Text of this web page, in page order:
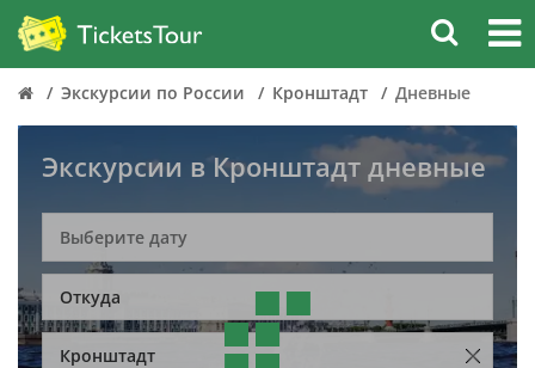
Экскурсии по России Кронштадт Дневные
Экскурсии в Кронштадт дневные
Откуда
Кронштадт